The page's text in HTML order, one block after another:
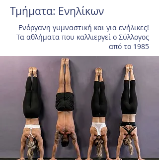
Τμήματα: Ενηλίκων
Ενόργανη γυμναστική και για ενήλικες!
Τα αθλήματα που καλλιεργεί ο Σύλλογος
από το 1985